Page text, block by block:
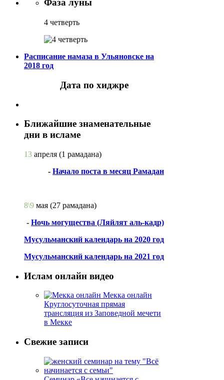
Фаза луны
4 четверть
Расписание намаза в Ульяновске на
2018 год
Дата по хиджре
Ближайшие знаменательные
дни в исламе
13 апреля (1 рамадана)
- Начало поста в месяц Рамадан
8\9 мая (27 рамадана)
- Ночь могущества (Ляйлят аль-кадр)
Мусульманский календарь на 2020 год
Мусульманский календарь на 2021 год
Ислам онлайн видео
Мекка онлайн
Круглосуточная прямая
трансляция из Заповедной мечети
в Мекке
Свежие записи